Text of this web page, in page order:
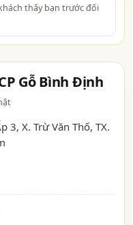
thấy bạn trước đối
Gỗ Bình Định
3, X. Trừ Văn Thố, TX.